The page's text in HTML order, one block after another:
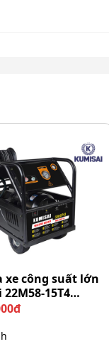
xe công suất lớn
15T4